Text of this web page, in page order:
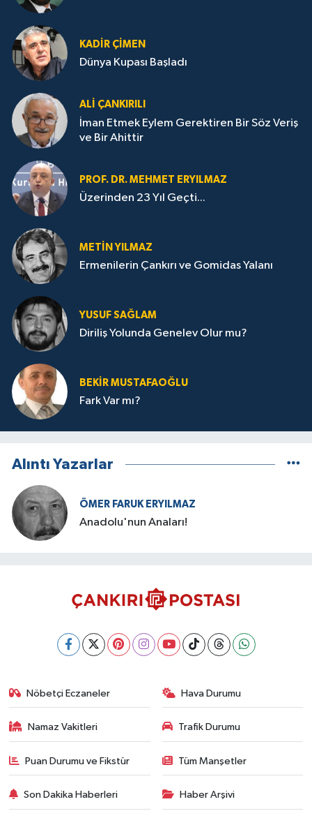
KADIR ÇIMEN
Dünya Kupası Başladı
ALI ÇANKIRILI
İman Etmek Eylem Gerektiren Bir Söz Veriş
ve Bir Ahittir
PROF. DR. MEHMET ERYILMAZ
Üzerinden 23 Yıl Geçti...
METIN YILMAZ
Ermenilerin Çankırı ve Gomidas Yalanı
YUSUF SAĞLAM
Diriliş Yolunda Genelev Olur mu?
BEKIR MUSTAFAOĞLU
Fark Var mı?
Alıntı Yazarlar
ÖMER FARUK ERYILMAZ
Anadolu'nun Anaları!
Nöbetçi Eczaneler Hava Durumu
Namaz Vakitleri Trafik Durumu
Puan Durumu ve Fikstür Tüm Manşetler
Son Dakika Haberleri Haber Arşivi